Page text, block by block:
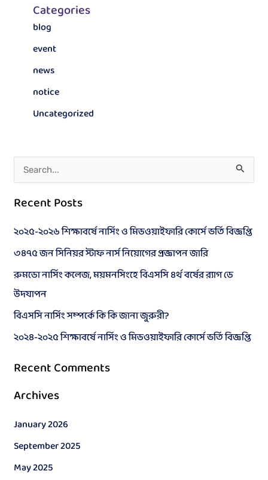
Categories
blog
event
news
notice
Uncategorized
a
r
c
f
r
:
Recent Posts
২০২৫-২০২৬ শিক্ষাবর্ষে নার্সিং ও মিডওয়াইফারি কোর্সে ভর্তি বিজ্ঞপ্তি
৩৪৭৫ জন সিনিয়র স্টাফ নার্স নিয়োগের প্রজ্ঞাপন জারি
রুমডো নার্সিং কলেজ, ময়মনসিংহে বিএসসি ৪র্থ বর্ষের র‍্যাগ ডে
উদযাপন
বিএসসি নার্সিং সম্পর্কে কি কি জানা জুরুরী?
২০২৪-২০২৫ শিক্ষাবর্ষে নার্সিং ও মিডওয়াইফারি কোর্সে ভর্তি বিজ্ঞপ্তি
Recent Comments
Archives
January 2026
September 2025
May 2025